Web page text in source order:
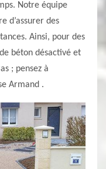
Notre équipe
d’assurer des
Ainsi, pour des
béton désactivé et
; pensez à
Armand .